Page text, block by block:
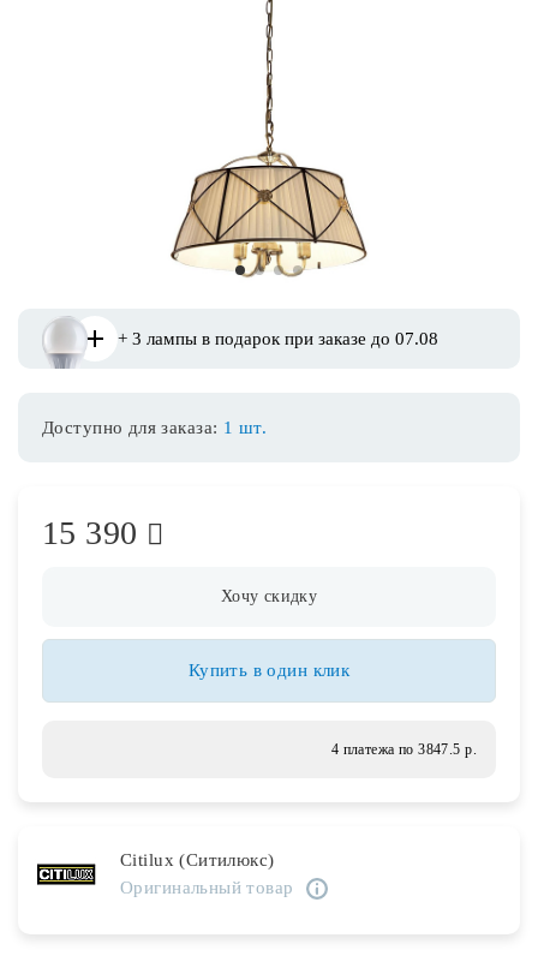
Уличное освещение
Предметы интерьера
Акции
1 2 3 4
+ 3 лампы в подарок при заказе до 07.08
Доступно для заказа: 1 шт.
15 390
Хочу скидку
Купить в один клик
4 платежа по 3847.5 р.
Citilux (Ситилюкс)
Оригинальный товар